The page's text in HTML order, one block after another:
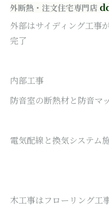
外断熱・注文住宅専門店
外部はサイディング工事
完了
内部工事
防音室の断熱材と防音マ
電気配線と換気システム
木工事はフローリング工